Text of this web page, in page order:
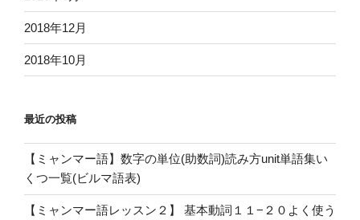
2018年12月
2018年10月
最近の投稿
【ミャンマー語】数字の単位(助数詞)読み方unit単語集い
くつ一覧(ビルマ語表)
【ミャンマー語レッスン２】 基本動詞１１−２０よく使う